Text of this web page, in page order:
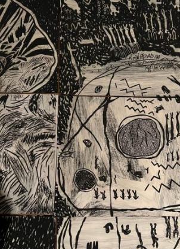
Configuración de cookies
Universidad de los Andes | Vigilada
Reconocimiento como universidad:
de mayo de 1964. Reconocimiento de
Resolución 28 del 23 de febrero de 1949,
Acreditación institucional de alta calidad,
Resolución 000194 del 16 de enero del
Ext. 2626
Posgrados
Ext. 4925
Educación
Continua
Ext. 4795